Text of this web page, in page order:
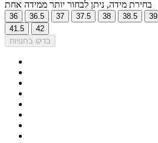
בחירת מידה, ניתן לבחור יותר ממידה אחת
36 36.5 37 37.5 38 38.5 39
41.5
42
בדקו בחנויות